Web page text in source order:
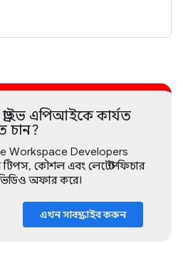
এপিআইকে কার্যত
চান?
Workspace Developers
টিপস, কৌশল এবং লেটেস্ট ফিচার
ভিডিও অফার করে।
এখন সাবস্ক্রাইব করুন